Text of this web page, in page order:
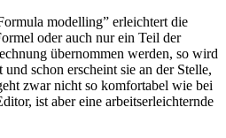
modelling” erleichtert die
oder auch nur ein Teil der
übernommen werden, so wird
schon erscheint sie an der Stelle,
zwar nicht so komfortabel wie bei
ist aber eine arbeitserleichternde